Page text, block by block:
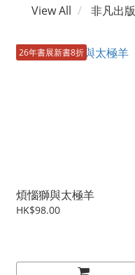
View All 非凡出版
26年書展新書8折
煩惱獅與太極羊
HK$98.00